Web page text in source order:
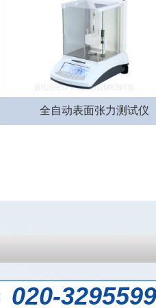
全自动表面张力测试仪
020-